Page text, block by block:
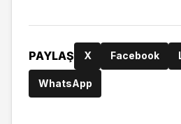
PAYLAŞ X Facebook
WhatsApp